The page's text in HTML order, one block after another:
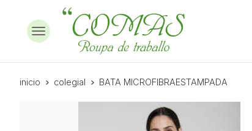
inicio colegial BATA MICROFIBRAESTAMPADA